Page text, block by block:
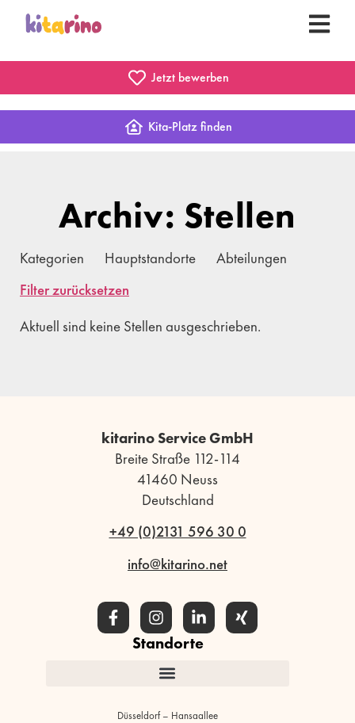
Jetzt bewerben
Kita-Platz finden
Archiv: Stellen
Kategorien Hauptstandorte
Abteilungen
Filter zurücksetzen
Aktuell sind keine Stellen ausgeschrieben.
kitarino Service GmbH
Breite Straße 112-114
41460 Neuss
Deutschland
+49 (0)2131 596 30 0
info@kitarino.net
Standorte
Düsseldorf – Hansaallee